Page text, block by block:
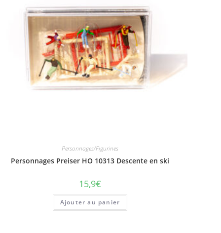
Personnages/Figurines
Personnages Preiser HO 10313 Descente en ski
15,9€
Ajouter au panier